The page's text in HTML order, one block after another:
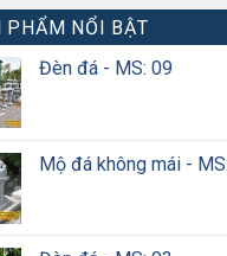
PHẨM NỔI BẬT
Đèn đá - MS: 09
Mộ đá không mái -